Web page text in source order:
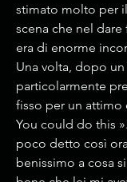
stimato molto per
scena che nel
era di enorme
Una volta, dopo
particolarmente
fisso per un attimo
You could do this
poco detto così
benissimo a cosa